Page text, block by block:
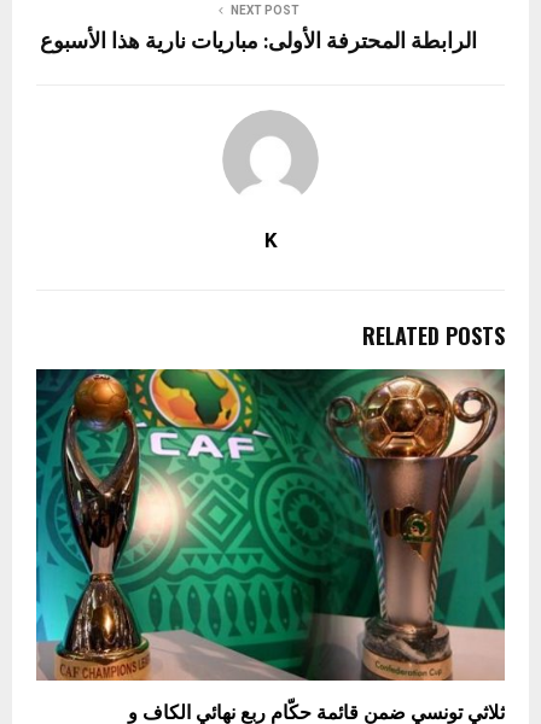
NEXT POST
الرابطة المحترفة الأولى: مباريات نارية هذا الأسبوع
K
RELATED POSTS
ثلاثي تونسي ضمن قائمة حكّام ربع نهائي الكاف و